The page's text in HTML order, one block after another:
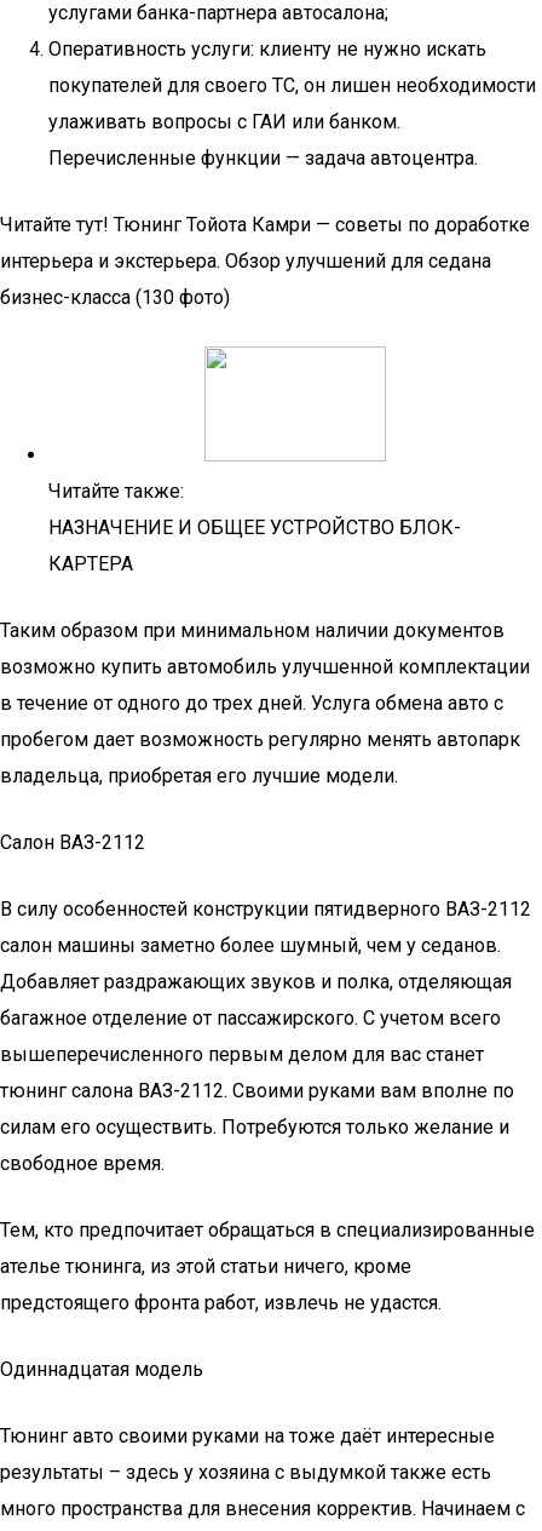
услугами банка-партнера автосалона;
Оперативность услуги: клиенту не нужно искать
покупателей для своего ТС, он лишен необходимости
улаживать вопросы с ГАИ или банком.
Перечисленные функции — задача автоцентра.
Читайте тут! Тюнинг Тойота Камри — советы по доработке
интерьера и экстерьера. Обзор улучшений для седана
бизнес-класса (130 фото)
Читайте также:
НАЗНАЧЕНИЕ И ОБЩЕЕ УСТРОЙСТВО БЛОК-
КАРТЕРА
Таким образом при минимальном наличии документов
возможно купить автомобиль улучшенной комплектации
в течение от одного до трех дней. Услуга обмена авто с
пробегом дает возможность регулярно менять автопарк
владельца, приобретая его лучшие модели.
Салон ВАЗ-2112
В силу особенностей конструкции пятидверного ВАЗ-2112
салон машины заметно более шумный, чем у седанов.
Добавляет раздражающих звуков и полка, отделяющая
багажное отделение от пассажирского. С учетом всего
вышеперечисленного первым делом для вас станет
тюнинг салона ВАЗ-2112. Своими руками вам вполне по
силам его осуществить. Потребуются только желание и
свободное время.
Тем, кто предпочитает обращаться в специализированные
ателье тюнинга, из этой статьи ничего, кроме
предстоящего фронта работ, извлечь не удастся.
Одиннадцатая модель
Тюнинг авто своими руками на тоже даёт интересные
результаты – здесь у хозяина с выдумкой также есть
много пространства для внесения корректив. Начинаем с